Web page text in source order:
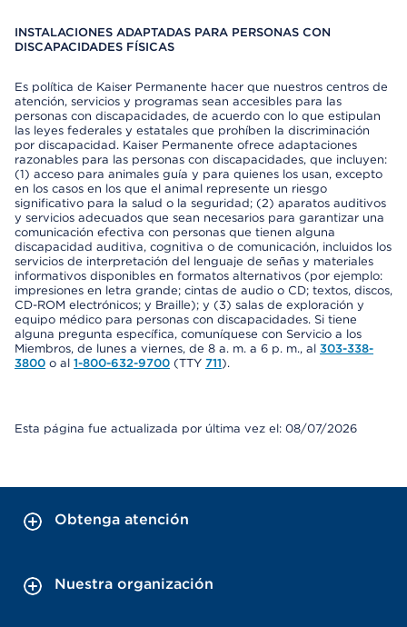
INSTALACIONES ADAPTADAS PARA PERSONAS CON
DISCAPACIDADES FÍSICAS
Es política de Kaiser Permanente hacer que nuestros centros de
atención, servicios y programas sean accesibles para las
personas con discapacidades, de acuerdo con lo que estipulan
las leyes federales y estatales que prohíben la discriminación
por discapacidad. Kaiser Permanente ofrece adaptaciones
razonables para las personas con discapacidades, que incluyen:
(1) acceso para animales guía y para quienes los usan, excepto
en los casos en los que el animal represente un riesgo
significativo para la salud o la seguridad; (2) aparatos auditivos
y servicios adecuados que sean necesarios para garantizar una
comunicación efectiva con personas que tienen alguna
discapacidad auditiva, cognitiva o de comunicación, incluidos los
servicios de interpretación del lenguaje de señas y materiales
informativos disponibles en formatos alternativos (por ejemplo:
impresiones en letra grande; cintas de audio o CD; textos, discos,
CD-ROM electrónicos; y Braille); y (3) salas de exploración y
equipo médico para personas con discapacidades. Si tiene
alguna pregunta específica, comuníquese con Servicio a los
Miembros, de lunes a viernes, de 8 a. m. a 6 p. m., al 303-338-
3800 o al 1-800-632-9700 (TTY 711).
Esta página fue actualizada por última vez el: 08/07/2026
Obtenga atención
Nuestra organización